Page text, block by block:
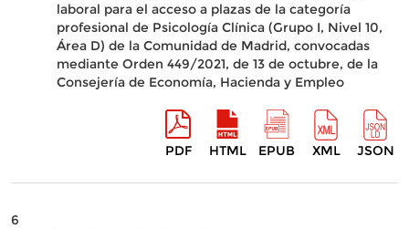
laboral para el acceso a plazas de la categoría
profesional de Psicología Clínica (Grupo I, Nivel 10,
Área D) de la Comunidad de Madrid, convocadas
mediante Orden 449/2021, de 13 de octubre, de la
Consejería de Economía, Hacienda y Empleo
PDF HTML EPUB XML JSON
6